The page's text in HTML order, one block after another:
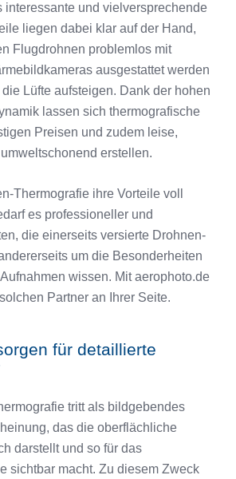
interessante und vielversprechende
liegen dabei klar auf der Hand,
Flugdrohnen problemlos mit
ausgestattet werden
Lüfte aufsteigen. Dank der hohen
lassen sich thermografische
Preisen und zudem leise,
erstellen.
Thermografie ihre Vorteile voll
es professioneller und
die einerseits versierte Drohnen-
um die Besonderheiten
wissen. Mit aerophoto.de
Partner an Ihrer Seite.
für detaillierte
tritt als bildgebendes
das die oberflächliche
darstellt und so für das
sichtbar macht. Zu diesem Zweck